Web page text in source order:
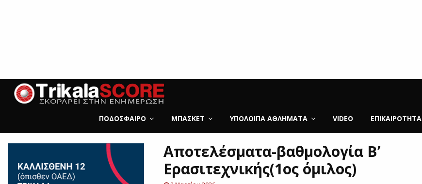
ΠΟΔΌΣΦΑΙΡΟ ΜΠΆΣΚΕΤ ΥΠΌΛΟΙΠΑ ΑΘΛΉΜΑΤΑ VIDEO ΕΠΙΚΑΙΡΌΤΗΤΑ
Αποτελέσματα-βαθμολογία Β’
Ερασιτεχνικής(1ος όμιλος)